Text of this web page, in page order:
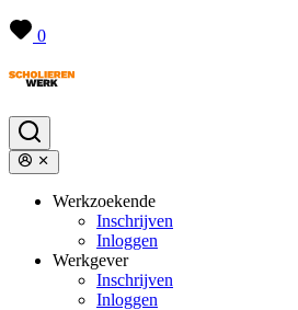
0
Werkzoekende
Inschrijven
Inloggen
Werkgever
Inschrijven
Inloggen